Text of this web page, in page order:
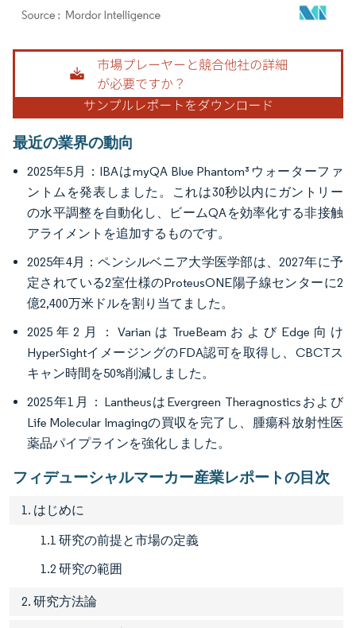
画像 © Mordor Intelligence。再利用にはCC BY 4.0の表示が必要です。
最近の業界の動向
2025年5月：IBAはmyQA Blue Phantom³ウォーターファ
ントムを発表しました。これは30秒以内にガントリー
の水平調整を自動化し、ビームQAを効率化する非接触
アライメントを追加するものです。
2025年4月：ペンシルベニア大学医学部は、2027年に予
定されている2室仕様のProteusONE陽子線センターに2
億2,400万米ドルを割り当てました。
2025年2月：VarianはTrueBeamおよびEdge向け
HyperSightイメージングのFDA認可を取得し、CBCTス
キャン時間を50%削減しました。
2025年1月：LantheusはEvergreen Theragnosticsおよび
Life Molecular Imagingの買収を完了し、腫瘍科放射性医
薬品パイプラインを強化しました。
フィデューシャルマーカー産業レポートの目次
1. はじめに
1.1 研究の前提と市場の定義
1.2 研究の範囲
2. 研究方法論